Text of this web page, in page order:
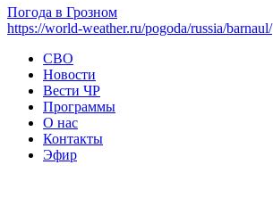
Погода в Грозном
https://world-weather.ru/pogoda/russia/barnaul/
СВО
Новости
Вести ЧР
Программы
О нас
Контакты
Эфир